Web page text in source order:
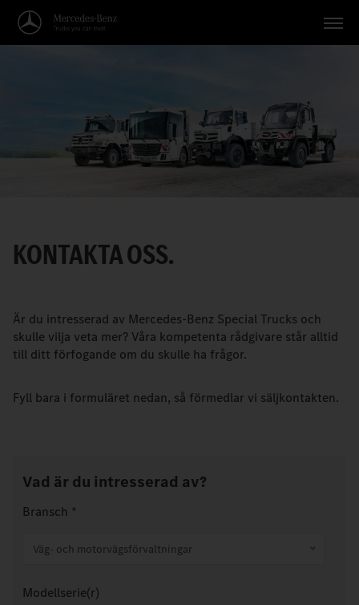
Svenska
KONTAKTA OSS.
Är du intresserad av Mercedes-Benz Special Trucks och
skulle vilja veta mer? Våra kompetenta rådgivare står alltid
till ditt förfogande om du skulle ha frågor.
Fyll bara i formuläret nedan, så förmedlar vi säljkontakten.
Vad är du intresserad av?
Bransch *
Väg- och motorvägsförvaltningar
Modellserie(r)